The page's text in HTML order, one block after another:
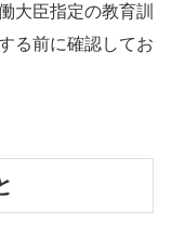
大臣指定の教育訓
る前に確認してお